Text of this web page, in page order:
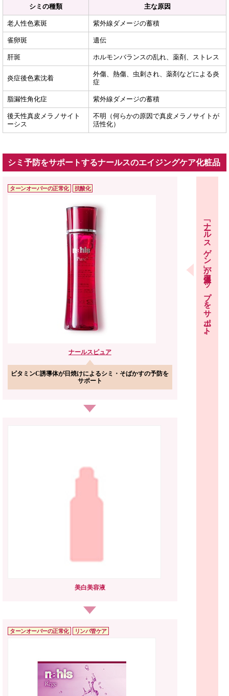
シミの種類 主な原因
老人性色素斑 紫外線ダメージの蓄積
雀卵斑 遺伝
肝斑 ホルモンバランスの乱れ、薬剤、ストレス
炎症後色素沈着
外傷、熱傷、虫刺され、薬剤などによる炎
症
脂漏性角化症 紫外線ダメージの蓄積
後天性真皮メラノサイト
ーシス
不明（何らかの原因で真皮メラノサイトが
活性化）
シミ予防をサポートするナールスのエイジングケア化粧品
ターンオーバーの正常化 抗酸化
ナールス ピュア
ビタミンC誘導体が日焼けによるシミ・そばかすの予防を
サポート
美白美容液
ターンオーバーの正常化 リンパ管ケア
「ナールスゲン」が保湿力アップをサポート。